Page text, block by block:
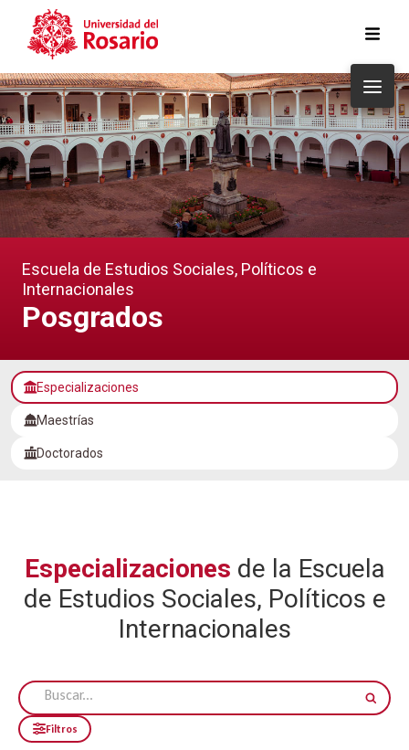
Pasar al contenido principal
Escuela de Estudios Sociales, Políticos e
Internacionales
Posgrados
Especializaciones
Maestrías
Doctorados
Especializaciones de la Escuela
de Estudios Sociales, Políticos e
Internacionales
Filtros